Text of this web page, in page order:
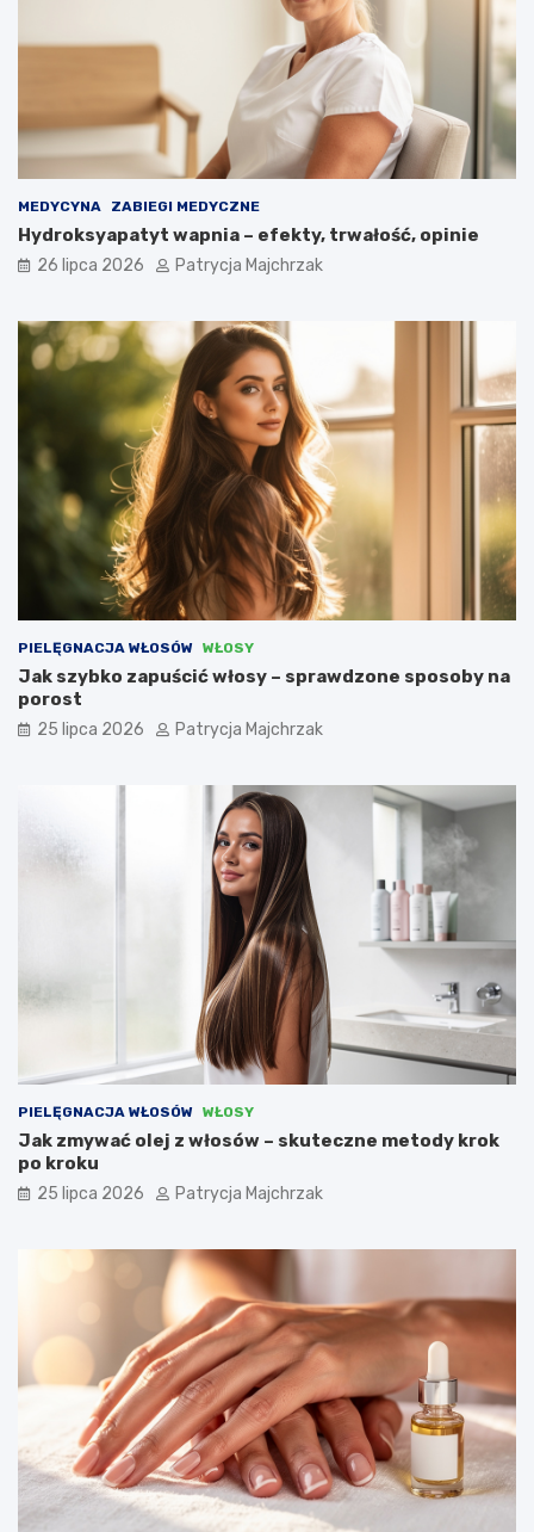
MEDYCYNA ZABIEGI MEDYCZNE
Hydroksyapatyt wapnia – efekty, trwałość, opinie
26 lipca 2026 Patrycja Majchrzak
PIELĘGNACJA WŁOSÓW WŁOSY
Jak szybko zapuścić włosy – sprawdzone sposoby na
porost
25 lipca 2026 Patrycja Majchrzak
PIELĘGNACJA WŁOSÓW WŁOSY
Jak zmywać olej z włosów – skuteczne metody krok
po kroku
25 lipca 2026 Patrycja Majchrzak